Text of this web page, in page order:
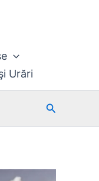
Urări
Search